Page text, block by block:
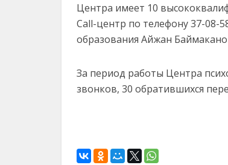
Центра имеет 10
Cаll-центр по телефону 37-08-
образования Айжан
За период работы Центра
звонков, 30 обратившихся